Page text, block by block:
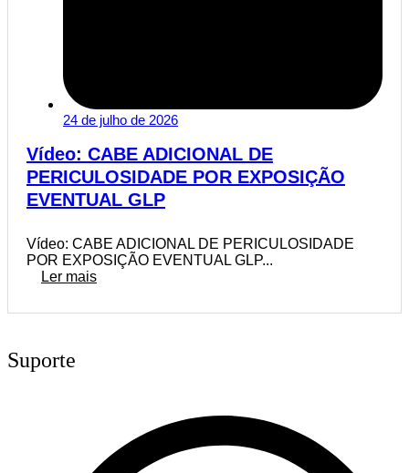
24 de julho de 2026
Vídeo: CABE ADICIONAL DE
PERICULOSIDADE POR EXPOSIÇÃO
EVENTUAL GLP
Vídeo: CABE ADICIONAL DE PERICULOSIDADE
POR EXPOSIÇÃO EVENTUAL GLP...
Ler mais
Suporte